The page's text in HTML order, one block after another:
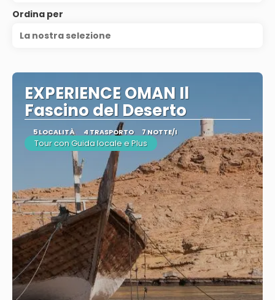
Ordina per
La nostra selezione
EXPERIENCE OMAN Il
Fascino del Deserto
5 LOCALITÀ 4 TRASPORTO 7 NOTTE/I
Tour con Guida locale e Plus